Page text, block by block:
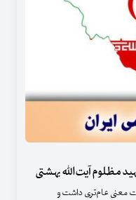
مظلوم آیت‌الله بهشتی
معنی عام‌تری داشت و